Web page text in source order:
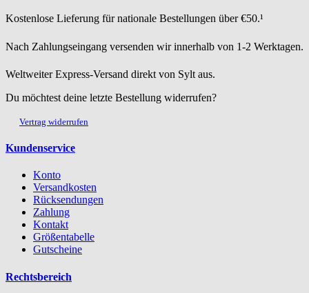
Kostenlose Lieferung für nationale Bestellungen über €50.¹
Nach Zahlungseingang versenden wir innerhalb von 1-2 Werktagen.
Weltweiter Express-Versand direkt von Sylt aus.
Du möchtest deine letzte Bestellung widerrufen?
Vertrag widerrufen
Kundenservice
Konto
Versandkosten
Rücksendungen
Zahlung
Kontakt
Größentabelle
Gutscheine
Rechtsbereich